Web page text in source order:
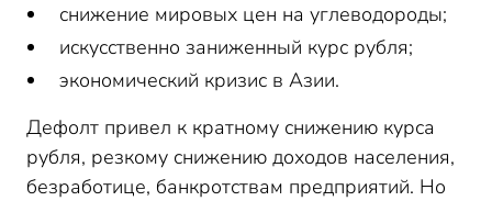
снижение мировых цен на углеводороды;
искусственно заниженный курс рубля;
экономический кризис в Азии.
Дефолт привел к кратному снижению курса
рубля, резкому снижению доходов населения,
безработице, банкротствам предприятий. Но